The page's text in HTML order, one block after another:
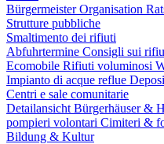
BürgermeisterOrganisation
Strutture pubbliche
Smaltimento dei rifiuti
Abfuhrtermine Consigli sui
Ecomobile Rifiuti voluminosi
Impianto di acque reflue
Centri e sale comunitarie
Detailansicht Bürgerhäuser &
pompieri volontari Cimiteri &
Bildung & Kultur